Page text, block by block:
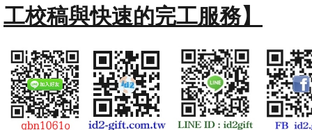
工校稿與快速的完工服務】